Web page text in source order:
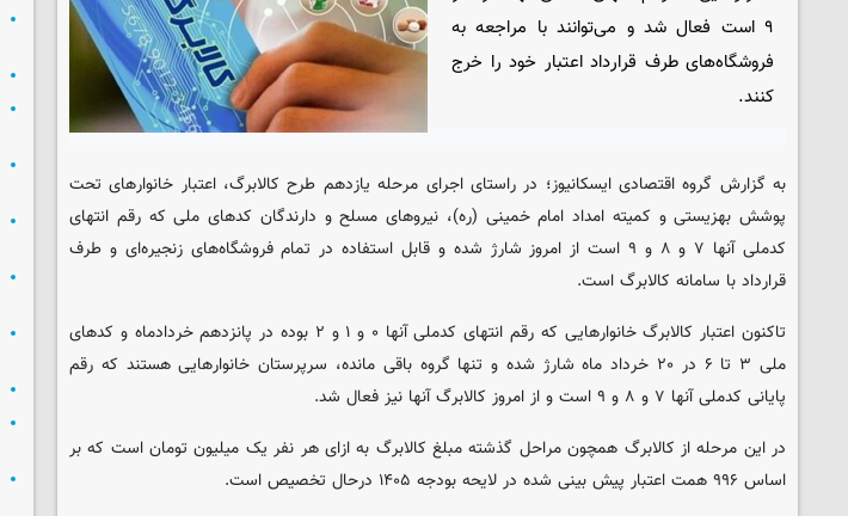
۹ است فعال شد و می‌توانند با مراجعه به
فروشگاه‌های طرف قرارداد اعتبار خود را خرج
کنند.
به گزارش گروه اقتصادی ایسکانیوز؛ در راستای اجرای مرحله یازدهم طرح کالابرگ، اعتبار خانوارهای تحت
پوشش بهزیستی و کمیته امداد امام خمینی (ره)، نیروهای مسلح و دارندگان کدهای ملی که رقم انتهای
کدملی آنها ۷ و ۸ و ۹ است از امروز شارژ شده و قابل استفاده در تمام فروشگاه‌های زنجیره‌ای و طرف
قرارداد با سامانه کالابرگ است.
تاکنون اعتبار کالابرگ خانوارهایی که رقم انتهای کدملی آنها ۰ و ۱ و ۲ بوده در پانزدهم خردادماه و کدهای
ملی ۳ تا ۶ در ۲۰ خرداد ماه شارژ شده و تنها گروه باقی مانده، سرپرستان خانوارهایی هستند که رقم
پایانی کدملی آنها ۷ و ۸ و ۹ است و از امروز کالابرگ آنها نیز فعال شد.
در این مرحله از کالابرگ همچون مراحل گذشته مبلغ کالابرگ به ازای هر نفر یک میلیون تومان است که بر
اساس ۹۹۶ همت اعتبار پیش بینی شده در لایحه بودجه ۱۴۰۵ درحال تخصیص است.